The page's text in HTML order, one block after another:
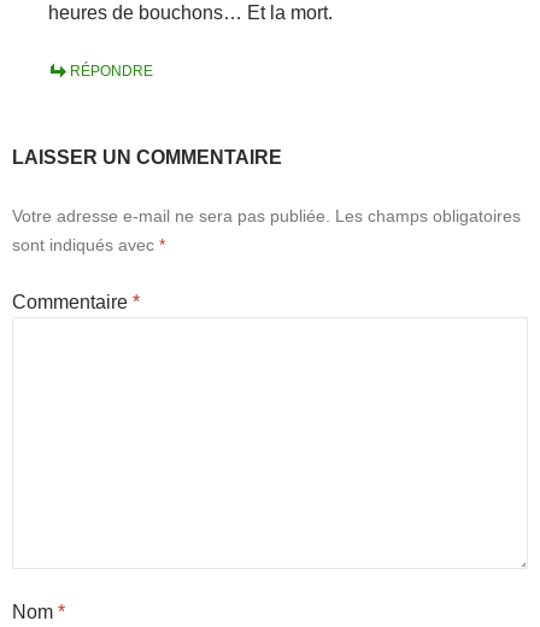
heures de bouchons… Et la mort.
RÉPONDRE
LAISSER UN COMMENTAIRE
Votre adresse e-mail ne sera pas publiée.
Les champs obligatoires
sont indiqués avec *
Commentaire *
Nom *